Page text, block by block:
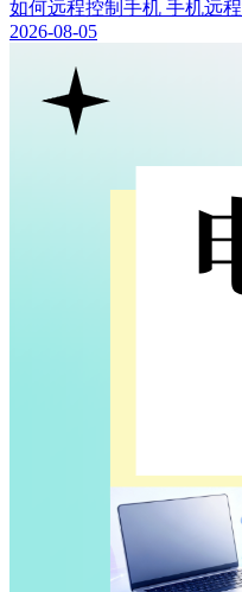
如何远程控制手机 手机远
2026-08-05